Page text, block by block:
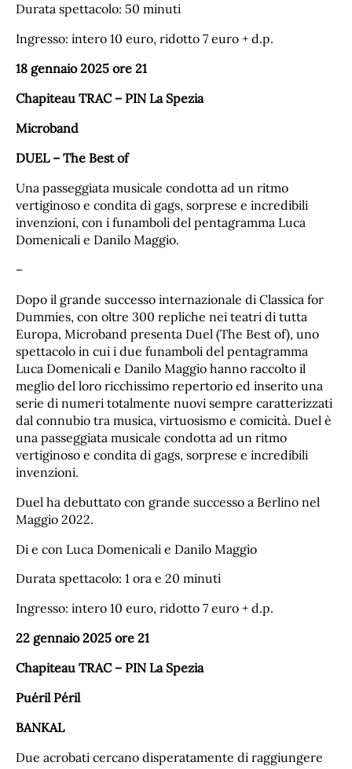
Durata spettacolo: 50 minuti
Ingresso: intero 10 euro, ridotto 7 euro + d.p.
18 gennaio 2025 ore 21
Chapiteau TRAC – PIN La Spezia
Microband
DUEL – The Best of
Una passeggiata musicale condotta ad un ritmo
vertiginoso e condita di gags, sorprese e incredibili
invenzioni, con i funamboli del pentagramma Luca
Domenicali e Danilo Maggio.
–
Dopo il grande successo internazionale di Classica for
Dummies, con oltre 300 repliche nei teatri di tutta
Europa, Microband presenta Duel (The Best of), uno
spettacolo in cui i due funamboli del pentagramma
Luca Domenicali e Danilo Maggio hanno raccolto il
meglio del loro ricchissimo repertorio ed inserito una
serie di numeri totalmente nuovi sempre caratterizzati
dal connubio tra musica, virtuosismo e comicità. Duel è
una passeggiata musicale condotta ad un ritmo
vertiginoso e condita di gags, sorprese e incredibili
invenzioni.
Duel ha debuttato con grande successo a Berlino nel
Maggio 2022.
Di e con Luca Domenicali e Danilo Maggio
Durata spettacolo: 1 ora e 20 minuti
Ingresso: intero 10 euro, ridotto 7 euro + d.p.
22 gennaio 2025 ore 21
Chapiteau TRAC – PIN La Spezia
Puéril Péril
BANKAL
Due acrobati cercano disperatamente di raggiungere